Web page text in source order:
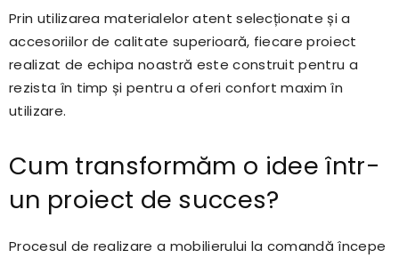
Prin utilizarea materialelor atent selecționate și a
accesoriilor de calitate superioară, fiecare proiect
realizat de echipa noastră este construit pentru a
rezista în timp și pentru a oferi confort maxim în
utilizare.
Cum transformăm o idee într-
un proiect de succes?
Procesul de realizare a mobilierului la comandă începe